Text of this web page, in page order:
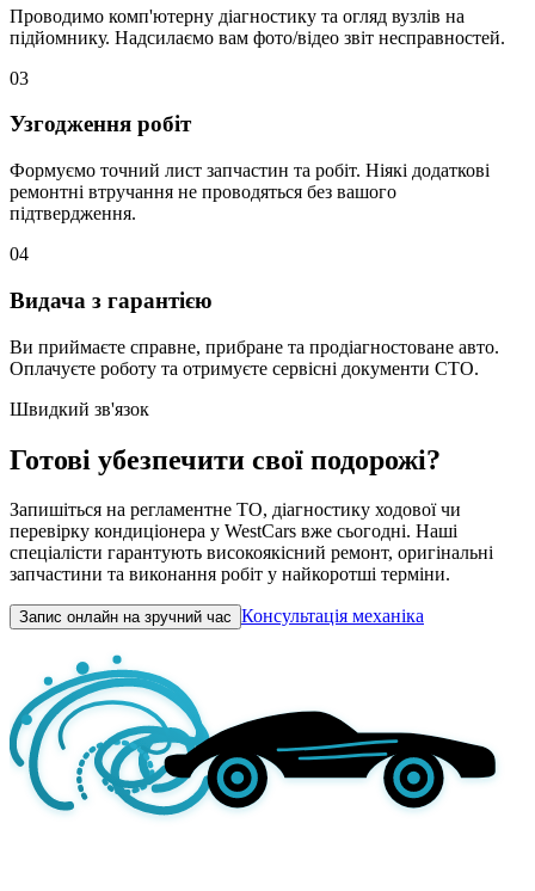
Проводимо комп'ютерну діагностику та огляд вузлів на
підйомнику. Надсилаємо вам фото/відео звіт несправностей.
03
Узгодження робіт
Формуємо точний лист запчастин та робіт. Ніякі додаткові
ремонтні втручання не проводяться без вашого
підтвердження.
04
Видача з гарантією
Ви приймаєте справне, прибране та продіагностоване авто.
Оплачуєте роботу та отримуєте сервісні документи СТО.
Швидкий зв'язок
Готові убезпечити свої подорожі?
Запишіться на регламентне ТО, діагностику ходової чи
перевірку кондиціонера у WestCars вже сьогодні. Наші
спеціалісти гарантують високоякісний ремонт, оригінальні
запчастини та виконання робіт у найкоротші терміни.
Запис онлайн на зручний час Консультація механіка